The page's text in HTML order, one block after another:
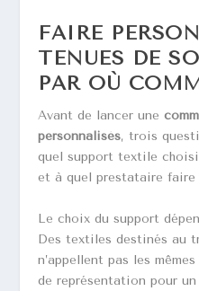
FAIRE
TENUES DE
PAR OÙ
Avant de lancer une
personnalisés, trois
quel support textile
et à quel prestataire faire
Le choix du support
Des textiles destinés au
n’appellent pas les
de représentation pour